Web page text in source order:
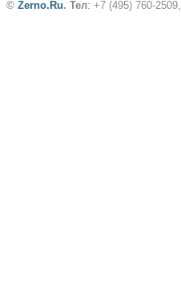
© Zerno.Ru. Тел: +7 (495) 760-2509,